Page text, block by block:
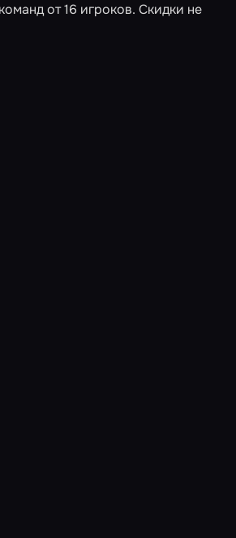
от 16 игроков. Скидки не